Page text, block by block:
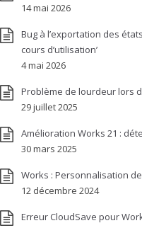
14 mai 2026
Bug à l’exportation des
cours d’utilisation’
4 mai 2026
Problème de lourdeur lors
29 juillet 2025
Amélioration Works 21 :
30 mars 2025
Works : Personnalisation
12 décembre 2024
Erreur CloudSave pour